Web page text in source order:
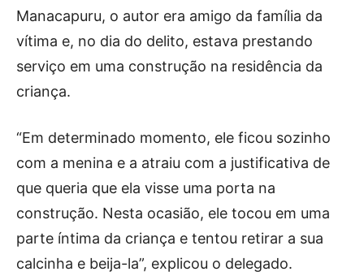
Manacapuru, o autor era amigo da família da
vítima e, no dia do delito, estava prestando
serviço em uma construção na residência da
criança.
“Em determinado momento, ele ficou sozinho
com a menina e a atraiu com a justificativa de
que queria que ela visse uma porta na
construção. Nesta ocasião, ele tocou em uma
parte íntima da criança e tentou retirar a sua
calcinha e beija-la”, explicou o delegado.